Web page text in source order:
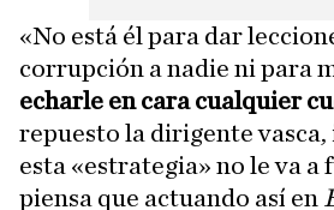
«No está él para dar
corrupción a nadie ni para
echarle en cara cualquier
repuesto la dirigente
esta «estrategia» no le va a
piensa que actuando así en